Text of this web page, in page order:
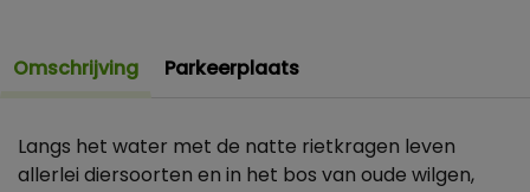
Omschrijving Parkeerplaats
Langs het water met de natte rietkragen leven
allerlei diersoorten en in het bos van oude wilgen,